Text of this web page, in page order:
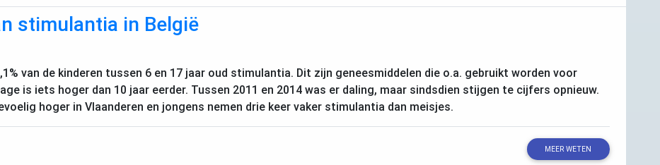
stimulantia in België
van de kinderen tussen 6 en 17 jaar oud stimulantia. Dit zijn geneesmiddelen die o.a. gebruikt worden voor
is iets hoger dan 10 jaar eerder. Tussen 2011 en 2014 was er daling, maar sindsdien stijgen te cijfers opnieuw.
hoger in Vlaanderen en jongens nemen drie keer vaker stimulantia dan meisjes.
MEER WETEN